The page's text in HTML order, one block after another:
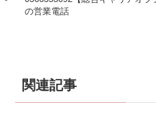
の営業電話
関連記事